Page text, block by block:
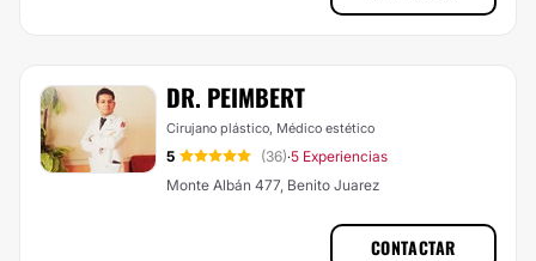
DR. PEIMBERT
Cirujano plástico, Médico estético
5 (36)·5 Experiencias
Monte Albán 477, Benito Juarez
CONTACTAR